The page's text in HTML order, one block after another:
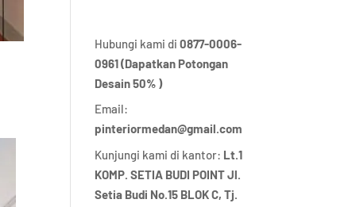
Hubungi kami di0877-0006-
0961 (Dapatkan Potongan
Desain 50% )
Email:
pinteriormedan@gmail.com
Kunjungi kami di kantor: Lt.1
KOMP. SETIA BUDI POINT Jl.
Setia Budi No.15 BLOK C, Tj.